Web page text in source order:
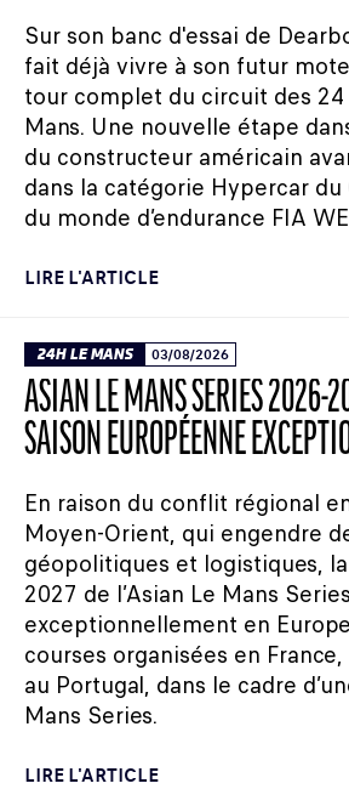
Sur son banc d'essai de
fait déjà vivre à son futur
tour complet du circuit des 24
Mans. Une nouvelle étape
du constructeur américain
dans la catégorie Hypercar
du monde d’endurance FIA
LIRE L'ARTICLE
24H LE MANS 03/08/2026
ASIAN LE MANS SERIES 2026-
SAISON EUROPÉENNE
En raison du conflit régional
Moyen-Orient, qui engendre
géopolitiques et logistiques,
2027 de l’Asian Le Mans
exceptionnellement en
courses organisées en
au Portugal, dans le cadre
Mans Series.
LIRE L'ARTICLE